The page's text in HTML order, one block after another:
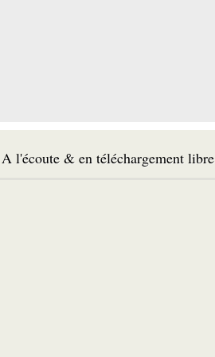
l'écoute & en téléchargement